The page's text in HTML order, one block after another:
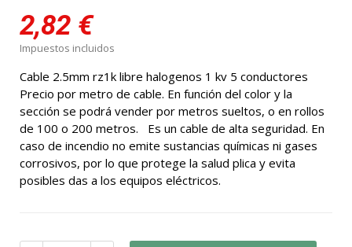
2,82 €
Impuestos incluidos
Cable 2.5mm rz1k libre halogenos 1 kv 5 conductores
Precio por metro de cable. En función del color y la
sección se podrá vender por metros sueltos, o en rollos
de 100 o 200 metros. Es un cable de alta seguridad. En
caso de incendio no emite sustancias químicas ni gases
corrosivos, por lo que protege la salud plica y evita
posibles das a los equipos eléctricos.